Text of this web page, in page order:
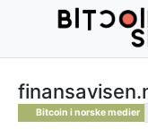
Bitcoin i norske medier